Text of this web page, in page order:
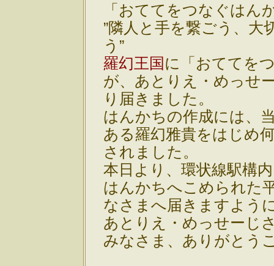
「おててをつなぐはん
”隣人と手を繋ごう、大
う”
羅幻王国に「おててを
が、あとりえ・めっせ
り届きました。
はんかちの作成には、
ある羅幻雅貴をはじめ
されました。
本日より、環状線駅構
はんかちへこめられた
なさまへ届きますよう
あとりえ・めっせーじ
みなさま、ありがとう